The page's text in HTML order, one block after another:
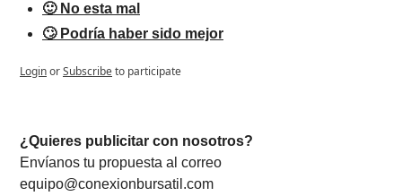
🙂 No esta mal
🙄 Podría haber sido mejor
LoginorSubscribeto participate
¿Quieres publicitar con nosotros?
equipo@conexionbursatil.com